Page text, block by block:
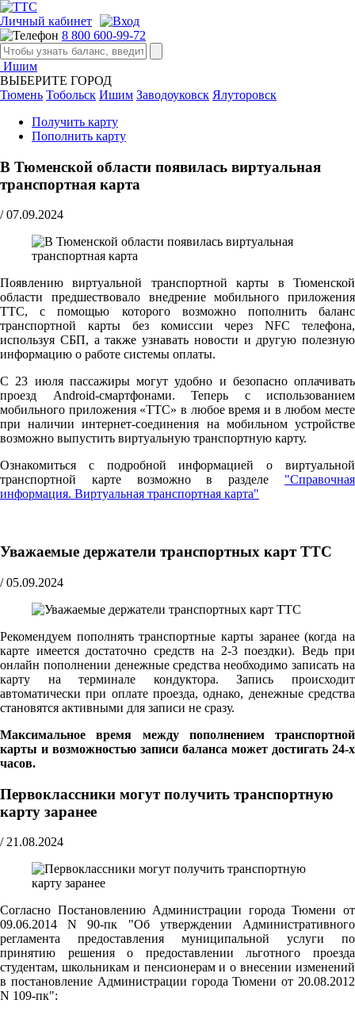
Личный кабинет
8 800 600-99-72
Ишим
ВЫБЕРИТЕ ГОРОД
Тюмень Тобольск Ишим Заводоуковск Ялуторовск
Получить карту
Пополнить карту
В Тюменской области появилась виртуальная
транспортная карта
/ 07.09.2024
Появлению виртуальной транспортной карты в Тюменской
области предшествовало внедрение мобильного приложения
ТТС, с помощью которого возможно пополнить баланс
транспортной карты без комиссии через NFC телефона,
используя СБП, а также узнавать новости и другую полезную
информацию о работе системы оплаты.
С 23 июля пассажиры могут удобно и безопасно оплачивать
проезд Android-смартфонами. Теперь с использованием
мобильного приложения «ТТС» в любое время и в любом месте
при наличии интернет-соединения на мобильном устройстве
возможно выпустить виртуальную транспортную карту.
Ознакомиться с подробной информацией о виртуальной
транспортной карте возможно в разделе "Справочная
информация. Виртуальная транспортная карта"
Уважаемые держатели транспортных карт ТТС
/ 05.09.2024
Рекомендуем пополнять транспортные карты заранее (когда на
карте имеется достаточно средств на 2-3 поездки). Ведь при
онлайн пополнении денежные средства необходимо записать на
карту на терминале кондуктора. Запись происходит
автоматически при оплате проезда, однако, денежные средства
становятся активными для записи не сразу.
Максимальное время между пополнением транспортной
карты и возможностью записи баланса может достигать 24-х
часов.
Первоклассники могут получить транспортную
карту заранее
/ 21.08.2024
Согласно Постановлению Администрации города Тюмени от
09.06.2014 N 90-пк "Об утверждении Административного
регламента предоставления муниципальной услуги по
принятию решения о предоставлении льготного проезда
студентам, школьникам и пенсионерам и о внесении изменений
в постановление Администрации города Тюмени от 20.08.2012
N 109-пк":